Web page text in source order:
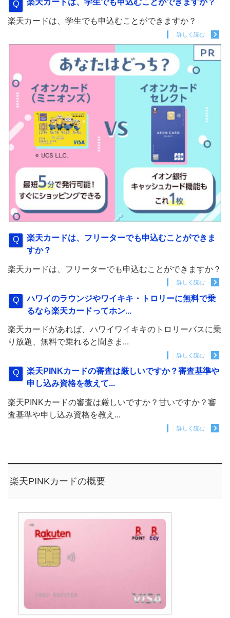
楽天カードは、学生でも申込むことができますか？
楽天カードは、学生でも申込むことができますか？
詳しく読む
楽天カードは、フリーターでも申込むことができま
すか？
楽天カードは、フリーターでも申込むことができますか？
詳しく読む
ハワイのラウンジやワイキキ・トロリーに無料で乗
るなら楽天カードってホン...
楽天カードがあれば、ハワイワイキキのトロリーバスに乗
り放題、無料で乗れると聞きま...
詳しく読む
楽天PINKカードの審査は厳しいですか？審査基準や
申し込み資格を教えて...
楽天PINKカードの審査は厳しいですか？甘いですか？審
査基準や申し込み資格を教え...
詳しく読む
楽天PINKカードの概要